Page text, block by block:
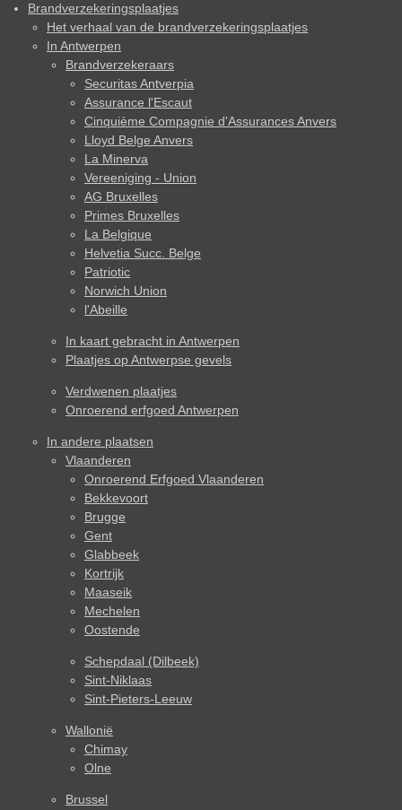
Brandverzekeringsplaatjes
Het verhaal van de brandverzekeringsplaatjes
In Antwerpen
Brandverzekeraars
Securitas Antverpia
Assurance l'Escaut
Cinquième Compagnie d'Assurances Anvers
Lloyd Belge Anvers
La Minerva
Vereeniging - Union
AG Bruxelles
Primes Bruxelles
La Belgique
Helvetia Succ. Belge
Patriotic
Norwich Union
l'Abeille
In kaart gebracht in Antwerpen
Plaatjes op Antwerpse gevels
Verdwenen plaatjes
Onroerend erfgoed Antwerpen
In andere plaatsen
Vlaanderen
Onroerend Erfgoed Vlaanderen
Bekkevoort
Brugge
Gent
Glabbeek
Kortrijk
Maaseik
Mechelen
Oostende
Schepdaal (Dilbeek)
Sint-Niklaas
Sint-Pieters-Leeuw
Wallonië
Chimay
Olne
Brussel